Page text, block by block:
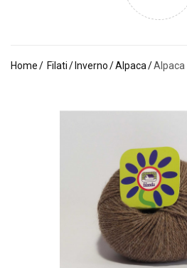
Home Filati Inverno Alpaca Alpaca